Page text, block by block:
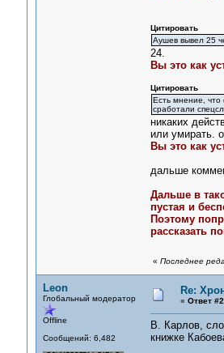
Цитировать
Аушев вывел 25
24.
Вы это как
Цитировать
Есть мнение, что
сработали
никаких
или умирать.
Вы это как
дальше
Дальше в
пустая и
Поэтому
рассказать
« Последнее
Leon
Глобальный модератор
Offline
Сообщений: 6,482
Re:
« Ответ
В. Карлов,
книжке